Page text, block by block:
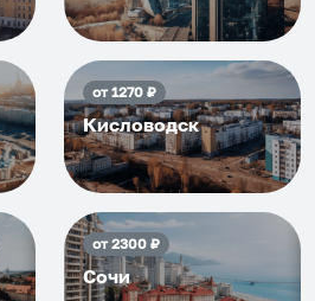
от1270₽
Кисловодск
от2300₽
Сочи